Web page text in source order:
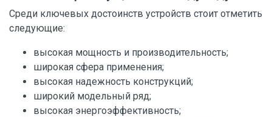
Среди ключевых достоинств устройств стоит отметить
следующие:
высокая мощность и производительность;
широкая сфера применения;
высокая надежность конструкций;
широкий модельный ряд;
высокая энергоэффективность;